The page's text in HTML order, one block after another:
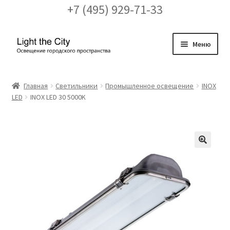
+7 (495) 929-71-33
Перейти
Перейти
Меню
FAQ про кронштейны
Заказ проекта освещения
Главная Светильники Промышленное освещение
INOX
LED
INOX LED 30 5000K